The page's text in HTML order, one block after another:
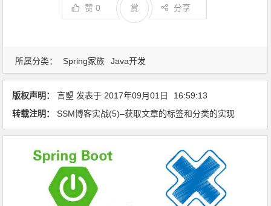
赞0 分享
赏
所属分类： Spring家族 Java开发
版权声明： 言曌 发表于 2017年09月01日
16:59:13
转载注明：
SSM博客实战(5)–获取文章的标签和分类的实现